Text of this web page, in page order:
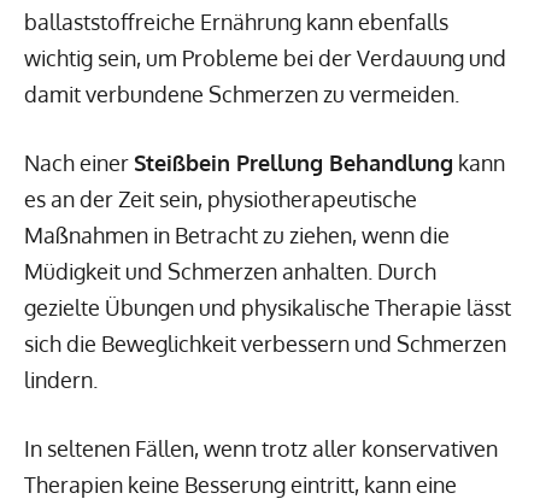
ballaststoffreiche Ernährung kann ebenfalls
wichtig sein, um Probleme bei der Verdauung und
damit verbundene Schmerzen zu vermeiden.
Nach einer Steißbein Prellung Behandlung kann
es an der Zeit sein, physiotherapeutische
Maßnahmen in Betracht zu ziehen, wenn die
Müdigkeit und Schmerzen anhalten. Durch
gezielte Übungen und physikalische Therapie lässt
sich die Beweglichkeit verbessern und Schmerzen
lindern.
In seltenen Fällen, wenn trotz aller konservativen
Therapien keine Besserung eintritt, kann eine